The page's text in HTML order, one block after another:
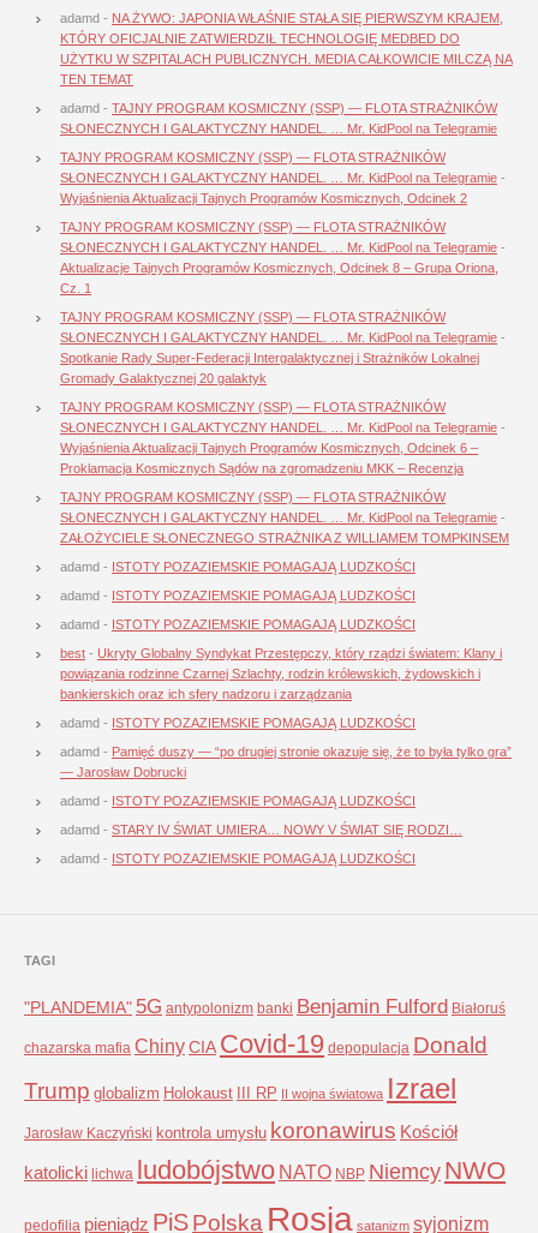
adamd - NA ŻYWO: JAPONIA WŁAŚNIE STAŁA SIĘ PIERWSZYM KRAJEM,
KTÓRY OFICJALNIE ZATWIERDZIŁ TECHNOLOGIĘ MEDBED DO
UŻYTKU W SZPITALACH PUBLICZNYCH. MEDIA CAŁKOWICIE MILCZĄ NA
TEN TEMAT
adamd - TAJNY PROGRAM KOSMICZNY (SSP) — FLOTA STRAŻNIKÓW
SŁONECZNYCH I GALAKTYCZNY HANDEL. … Mr. KidPool na Telegramie
TAJNY PROGRAM KOSMICZNY (SSP) — FLOTA STRAŻNIKÓW
SŁONECZNYCH I GALAKTYCZNY HANDEL. … Mr. KidPool na Telegramie -
Wyjaśnienia Aktualizacji Tajnych Programów Kosmicznych, Odcinek 2
TAJNY PROGRAM KOSMICZNY (SSP) — FLOTA STRAŻNIKÓW
SŁONECZNYCH I GALAKTYCZNY HANDEL. … Mr. KidPool na Telegramie -
Aktualizacje Tajnych Programów Kosmicznych, Odcinek 8 – Grupa Oriona,
Cz. 1
TAJNY PROGRAM KOSMICZNY (SSP) — FLOTA STRAŻNIKÓW
SŁONECZNYCH I GALAKTYCZNY HANDEL. … Mr. KidPool na Telegramie -
Spotkanie Rady Super-Federacji Intergalaktycznej i Strażników Lokalnej
Gromady Galaktycznej 20 galaktyk
TAJNY PROGRAM KOSMICZNY (SSP) — FLOTA STRAŻNIKÓW
SŁONECZNYCH I GALAKTYCZNY HANDEL. … Mr. KidPool na Telegramie -
Wyjaśnienia Aktualizacji Tajnych Programów Kosmicznych, Odcinek 6 –
Proklamacja Kosmicznych Sądów na zgromadzeniu MKK – Recenzja
TAJNY PROGRAM KOSMICZNY (SSP) — FLOTA STRAŻNIKÓW
SŁONECZNYCH I GALAKTYCZNY HANDEL. … Mr. KidPool na Telegramie -
ZAŁOŻYCIELE SŁONECZNEGO STRAŻNIKA Z WILLIAMEM TOMPKINSEM
adamd - ISTOTY POZAZIEMSKIE POMAGAJĄ LUDZKOŚCI
adamd - ISTOTY POZAZIEMSKIE POMAGAJĄ LUDZKOŚCI
adamd - ISTOTY POZAZIEMSKIE POMAGAJĄ LUDZKOŚCI
best - Ukryty Globalny Syndykat Przestępczy, który rządzi światem: Klany i
powiązania rodzinne Czarnej Szlachty, rodzin królewskich, żydowskich i
bankierskich oraz ich sfery nadzoru i zarządzania
adamd - ISTOTY POZAZIEMSKIE POMAGAJĄ LUDZKOŚCI
adamd - Pamięć duszy — “po drugiej stronie okazuje się, że to była tylko gra”
— Jarosław Dobrucki
adamd - ISTOTY POZAZIEMSKIE POMAGAJĄ LUDZKOŚCI
adamd - STARY IV ŚWIAT UMIERA… NOWY V ŚWIAT SIĘ RODZI…
adamd - ISTOTY POZAZIEMSKIE POMAGAJĄ LUDZKOŚCI
TAGI
"PLANDEMIA" 5G antypolonizm banki Benjamin Fulford Białoruś
chazarska mafia ChinyCIA Covid-19 depopulacja Donald
Trump globalizm Holokaust III RP II wojna światowa Izrael
Jarosław Kaczyński kontrola umysłu koronawirus Kościół
katolicki lichwa ludobójstwo NATO NBP NiemcyNWO
pedofilia pieniądz PiSPolska Rosja satanizm syjonizm